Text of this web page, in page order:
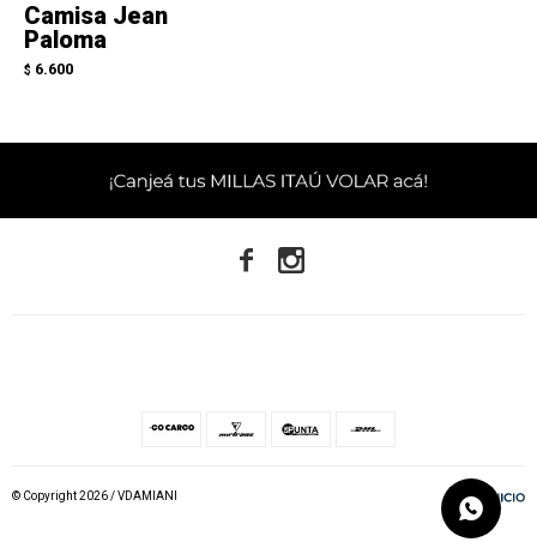
Camisa Jean
Paloma
$ 6.600
 
© Copyright 2026 / VDAMIANI